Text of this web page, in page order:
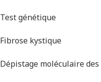
Test génétique
Fibrose kystique
Dépistage moléculaire